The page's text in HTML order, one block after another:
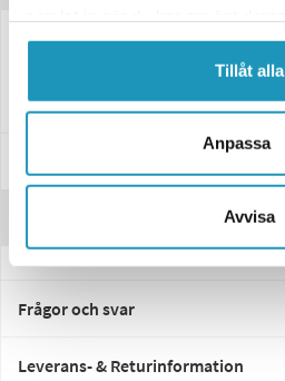
Tillåt alla
Anpassa
Avvisa
Frågor och svar
Leverans- & Returinformation